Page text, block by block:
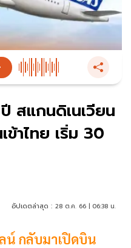
สแกนดิเนเวียน
ข้าไทย เริ่ม 30
อัปเดตล่าสุด : 28 ต.ค. 66 | 06:38 น.
น์ กลับมาเปิดบิน